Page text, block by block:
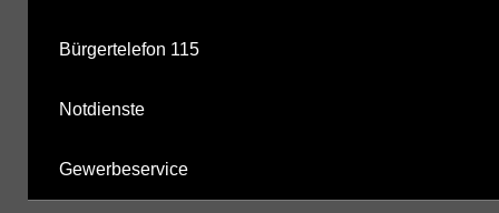
Bürgertelefon 115
Notdienste
Gewerbeservice